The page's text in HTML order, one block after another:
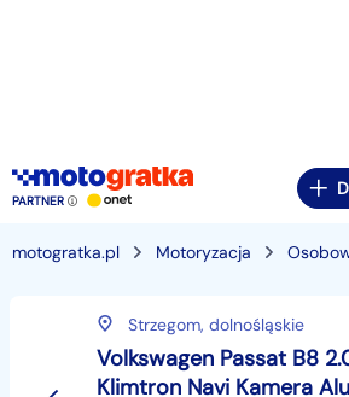
PARTNER
motogratka.pl Motoryzacja
Strzegom, dolnośląskie
Volkswagen Passat B8
Klimtron Navi Kamera